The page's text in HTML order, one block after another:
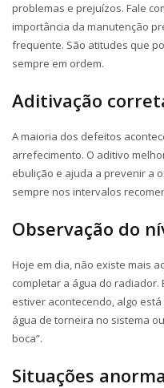
problemas e prejuízos. Fale
importância da manutenção
frequente. São atitudes que
sempre em ordem.
Aditivação
A maioria dos defeitos
arrefecimento. O aditivo
ebulição e ajuda a prevenir a
sempre nos intervalos
Observação do
Hoje em dia, não existe mais
completar a água do radiador.
estiver acontecendo, algo
água de torneira no sistema
boca”.
Situações